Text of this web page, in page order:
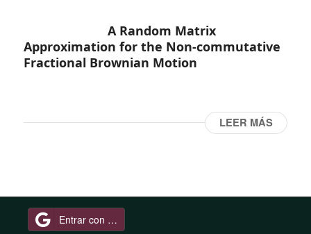
A Random Matrix
Approximation for the Non-commutative
Fractional Brownian Motion
LEER MÁS
Entrar con Google